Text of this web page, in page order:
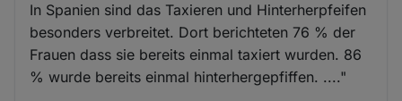
In Spanien sind das Taxieren und Hinterherpfeifen
besonders verbreitet. Dort berichteten 76 % der
Frauen dass sie bereits einmal taxiert wurden. 86
% wurde bereits einmal hinterhergepfiffen. ...."